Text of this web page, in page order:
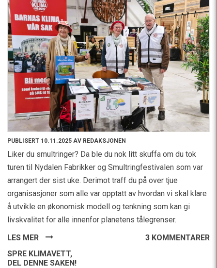
PUBLISERT 10.11.2025 AV REDAKSJONEN
Liker du smultringer? Da ble du nok litt skuffa om du tok
turen til Nydalen Fabrikker og Smultringfestivalen som var
arrangert der sist uke. Derimot traff du på over tjue
organisasjoner som alle var opptatt av hvordan vi skal klare
å utvikle en økonomisk modell og tenkning som kan gi
livskvalitet for alle innenfor planetens tålegrenser.
LES MER
3 KOMMENTARER
SPRE KLIMAVETT,
DEL DENNE SAKEN!